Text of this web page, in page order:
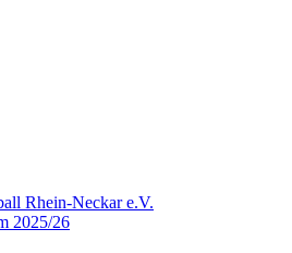
Rhein-Neckar e.V.
2025/26